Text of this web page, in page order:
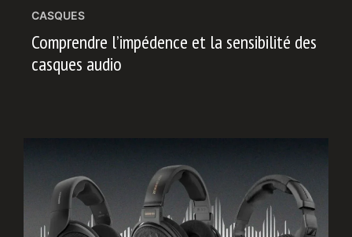
CASQUES
Comprendre l’impédence et la sensibilité des
casques audio